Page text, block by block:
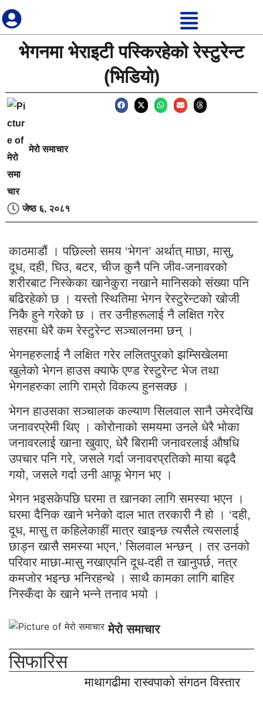
भेगनमा भेराइटी पस्किरहेको रेस्टुरेन्ट
(भिडियो)
मेरो समाचार
जेष्ठ ६, २०८१
काठमाडौं । पछिल्लो समय ‘भेगन’ अर्थात् माछा, मासु,
दूध, दही, घिउ, बटर, चीज कुनै पनि जीव-जनावरको
शरीरबाट निस्केका खानेकुरा नखाने मानिसको संख्या पनि
बढिरहेको छ । यस्तो स्थितिमा भेगन रेस्टुरेन्टको खोजी
निकै हुने गरेको छ । तर उनीहरूलाई नै लक्षित गरेर
सहरमा धेरै कम रेस्टुरेन्ट सञ्चालनमा छन् ।
भेगनहरुलाई नै लक्षित गरेर ललितपुरको झम्सिखेलमा
खुलेको भेगन हाउस क्याफे एण्ड रेस्टुरेन्ट भेज तथा
भेगनहरुका लागि राम्रो विकल्प हुनसक्छ ।
भेगन हाउसका सञ्चालक कल्याण सिलवाल सानै उमेरदेखि
जनावरप्रेमी थिए । कोरोनाको समयमा उनले धेरै भोका
जनावरलाई खाना खुवाए, धेरै बिरामी जनावरलाई औषधि
उपचार पनि गरे, जसले गर्दा जनावरप्रतिको माया बढ्दै
गयो, जसले गर्दा उनी आफू भेगन भए ।
भेगन भइसकेपछि घरमा त खानका लागि समस्या भएन ।
घरमा दैनिक खाने भनेको दाल भात तरकारी नै हो । ‘दही,
दूध, मासु त कहिलेकाहीं मात्र खाइन्छ त्यसैले त्यसलाई
छाड्न खासै समस्या भएन,’ सिलवाल भन्छन् । तर उनको
परिवार माछा-मासु नखाएपनि दूध-दही त खानुपर्छ, नत्र
कमजोर भइन्छ भनिरहन्थे । साथै कामका लागि बाहिर
निस्कँदा के खाने भन्ने तनाव भयो ।
मेरो समाचार
सिफारिस
माथागढीमा रास्वपाको संगठन विस्तार